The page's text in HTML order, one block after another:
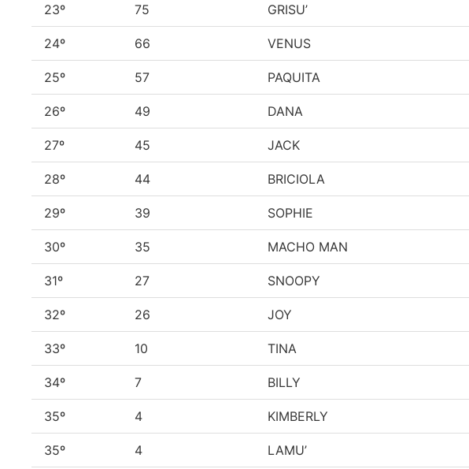
23º 75 GRISU’
24º 66 VENUS
25º 57 PAQUITA
26º 49 DANA
27º 45 JACK
28º 44 BRICIOLA
29º 39 SOPHIE
30º 35 MACHO MAN
31º 27 SNOOPY
32º 26 JOY
33º 10 TINA
34º 7 BILLY
35º 4 KIMBERLY
35º 4 LAMU’